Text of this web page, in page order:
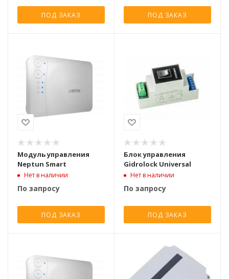
ПОД ЗАКАЗ ПОД ЗАКАЗ
Модуль управления
Neptun Smart
Нет в наличии
По запросу
ПОД ЗАКАЗ
Блок управления
Gidrolock Universal
Нет в наличии
По запросу
ПОД ЗАКАЗ